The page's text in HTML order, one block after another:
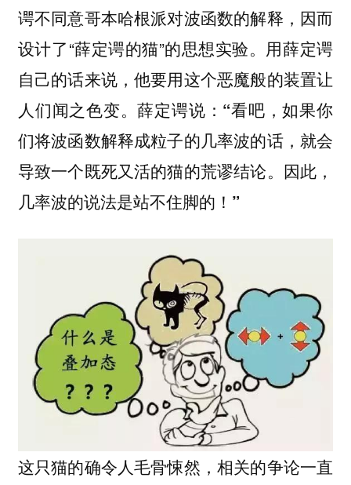
谔不同意哥本哈根派对波函数的解释，因而
设计了“薛定谔的猫”的思想实验。用薛定谔
自己的话来说，他要用这个恶魔般的装置让
人们闻之色变。薛定谔说： “看吧，如果你
们将波函数解释成粒子的几率波的话，就会
导致一个既死又活的猫的荒谬结论。因此，
几率波的说法是站不住脚的！”
这只猫的确令人毛骨悚然，相关的争论一直